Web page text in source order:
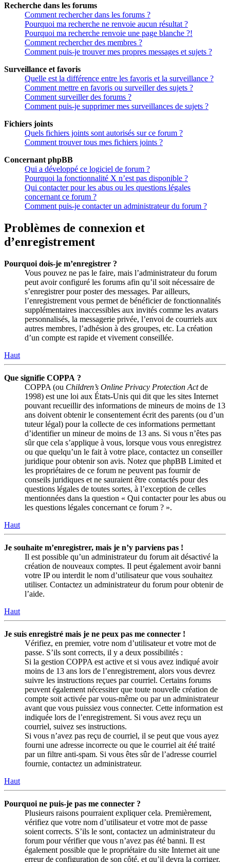
Recherche dans les forums
Comment rechercher dans les forums ?
Pourquoi ma recherche ne renvoie aucun résultat ?
Pourquoi ma recherche renvoie une page blanche ?!
Comment rechercher des membres ?
Comment puis-je trouver mes propres messages et sujets ?
Surveillance et favoris
Quelle est la différence entre les favoris et la surveillance ?
Comment mettre en favoris ou surveiller des sujets ?
Comment surveiller des forums ?
Comment puis-je supprimer mes surveillances de sujets ?
Fichiers joints
Quels fichiers joints sont autorisés sur ce forum ?
Comment trouver tous mes fichiers joints ?
Concernant phpBB
Qui a développé ce logiciel de forum ?
Pourquoi la fonctionnalité X n’est pas disponible ?
Qui contacter pour les abus ou les questions légales
concernant ce forum ?
Comment puis-je contacter un administrateur du forum ?
Problèmes de connexion et
d’enregistrement
Pourquoi dois-je m’enregistrer ?
Vous pouvez ne pas le faire, mais l’administrateur du forum
peut avoir configuré les forums afin qu’il soit nécessaire de
s’enregistrer pour poster des messages. Par ailleurs,
l’enregistrement vous permet de bénéficier de fonctionnalités
supplémentaires inaccessibles aux invités comme les avatars
personnalisés, la messagerie privée, l’envoi de courriels aux
autres membres, l’adhésion à des groupes, etc. La création
d’un compte est rapide et vivement conseillée.
Haut
Que signifie COPPA ?
COPPA (ou Children’s Online Privacy Protection Actde
1998) est une loi aux États-Unis qui dit que les sites Internet
pouvant recueillir des informations de mineurs de moins de 13
ans doivent obtenir le consentement écrit des parents (ou d’un
tuteur légal) pour la collecte de ces informations permettant
d’identifier un mineur de moins de 13 ans. Si vous n’êtes pas
sûr que cela s’applique à vous, lorsque vous vous enregistrez
ou que quelqu’un le fait à votre place, contactez un conseiller
juridique pour obtenir son avis. Notez que phpBB Limited et
les propriétaires de ce forum ne peuvent pas fournir de
conseils juridiques et ne sauraient être contactés pour des
questions légales de toutes sortes, à l’exception de celles
mentionnées dans la question « Qui contacter pour les abus ou
les questions légales concernant ce forum ? ».
Haut
Je souhaite m’enregistrer, mais je n’y parviens pas !
Il est possible qu’un administrateur du forum ait désactivé la
création de nouveaux comptes. Il peut également avoir banni
votre IP ou interdit le nom d’utilisateur que vous souhaitez
utiliser. Contactez un administrateur du forum pour obtenir de
l’aide.
Haut
Je suis enregistré mais je ne peux pas me connecter !
Vérifiez, en premier, votre nom d’utilisateur et votre mot de
passe. S’ils sont corrects, il y a deux possibilités :
Si la gestion COPPA est active et si vous avez indiqué avoir
moins de 13 ans lors de l’enregistrement, alors vous devrez
suivre les instructions reçues par courriel. Certains forums
peuvent également nécessiter que toute nouvelle création de
compte soit activée par vous-même ou par un administrateur
avant que vous puissiez vous connecter. Cette information est
indiquée lors de l’enregistrement. Si vous avez reçu un
courriel, suivez ses instructions.
Si vous n’avez pas reçu de courriel, il se peut que vous ayez
fourni une adresse incorrecte ou que le courriel ait été traité
par un filtre anti-spam. Si vous êtes sûr de l’adresse courriel
fournie, contactez un administrateur.
Haut
Pourquoi ne puis-je pas me connecter ?
Plusieurs raisons pourraient expliquer cela. Premièrement,
vérifiez que votre nom d’utilisateur et votre mot de passe
soient corrects. S’ils le sont, contactez un administrateur du
forum pour vérifier que vous n’avez pas été banni. Il est
également possible que le propriétaire du site Internet ait une
erreur de configuration de son côté, et qu’il devra la corriger.